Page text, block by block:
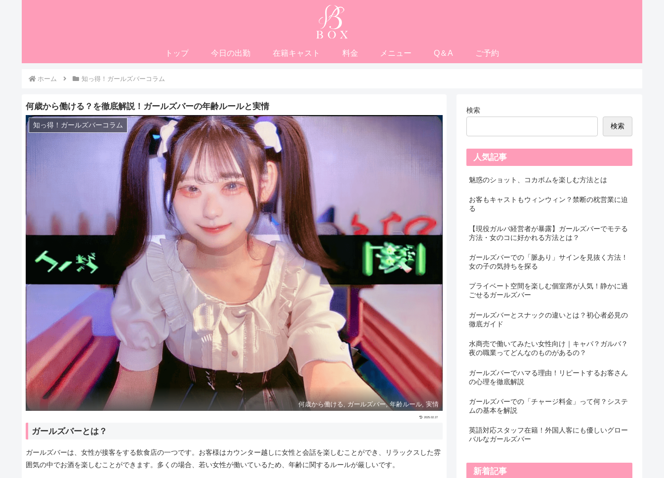
トップ 今日の出勤 在籍キャスト 料金 メニュー Q＆A ご予約
ホーム 知っ得！ガールズバーコラム
何歳から働ける？を徹底解説！ガールズバーの年齢ルールと実情
知っ得！ガールズバーコラム
何歳から働ける, ガールズバー, 年齢ルール, 実情
2025.02.27
ガールズバーとは？
ガールズバーは、女性が接客をする飲食店の一つです。お客様はカウンター越しに女性と会話を楽しむことができ、リラックスした雰
囲気の中でお酒を楽しむことができます。多くの場合、若い女性が働いているため、年齢に関するルールが厳しいです。
検索
検索
人気記事
魅惑のショット、コカボムを楽しむ方法とは
お客もキャストもウィンウィン？禁断の枕営業に迫
る
【現役ガルバ経営者が暴露】ガールズバーでモテる
方法・女のコに好かれる方法とは？
ガールズバーでの「脈あり」サインを見抜く方法！
女の子の気持ちを探る
プライベート空間を楽しむ個室席が人気！静かに過
ごせるガールズバー
ガールズバーとスナックの違いとは？初心者必見の
徹底ガイド
水商売で働いてみたい女性向け｜キャバ？ガルバ？
夜の職業ってどんなのものがあるの？
ガールズバーでハマる理由！リピートするお客さん
の心理を徹底解説
ガールズバーでの「チャージ料金」って何？システ
ムの基本を解説
英語対応スタッフ在籍！外国人客にも優しいグロー
バルなガールズバー
新着記事